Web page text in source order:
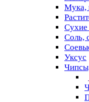
Мука,
Сухие
Соль,
Уксус